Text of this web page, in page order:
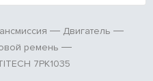
Двигатель
ремень
7PK1035